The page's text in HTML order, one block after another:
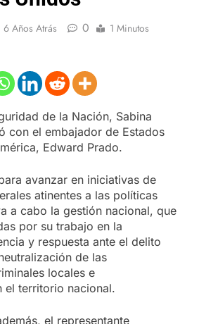
6 Años Atrás 0 1 Minutos
de la Nación, Sabina
con el embajador de Estados
Edward Prado.
avanzar en iniciativas de
atinentes a las políticas
a cabo la gestión nacional, que
por su trabajo en la
y respuesta ante el delito
de las
locales e
el territorio nacional.
el representante